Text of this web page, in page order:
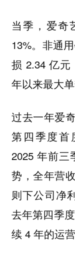
当季，爱奇
13%。非通
损 2.34 亿
年以来最大单
过去一年爱
第四季度首
2025 年前
势，全年营
则下公司净
去年第四季
续 4 年的运